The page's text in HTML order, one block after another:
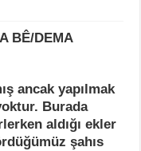
BÊ/DEMA
ancak yapılmak
Burada
aldığı ekler
şahıs